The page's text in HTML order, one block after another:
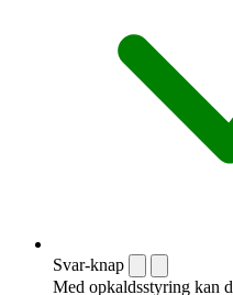
Svar-knap
Med opkaldsstyring kan